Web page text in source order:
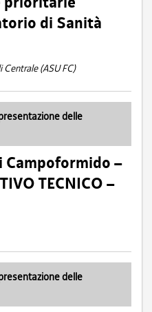
di Sanità
(ASU FC)
delle
Campoformido –
TECNICO –
delle